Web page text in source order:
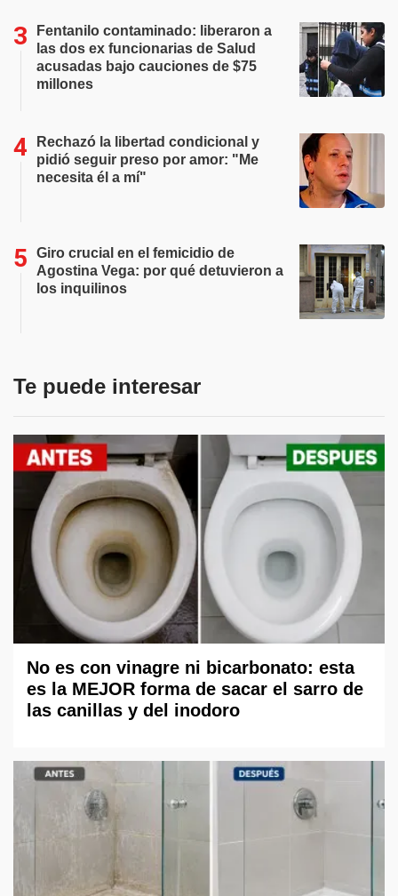
Fentanilo contaminado: liberaron a
las dos ex funcionarias de Salud
acusadas bajo cauciones de $75
millones
Rechazó la libertad condicional y
pidió seguir preso por amor: "Me
necesita él a mí"
Giro crucial en el femicidio de
Agostina Vega: por qué detuvieron a
los inquilinos
Te puede interesar
No es con vinagre ni bicarbonato: esta
es la MEJOR forma de sacar el sarro de
las canillas y del inodoro